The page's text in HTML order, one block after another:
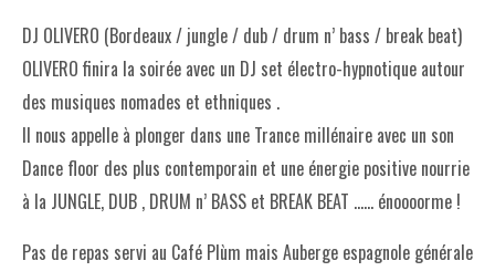
COMMANDER UN LIVRE
LES EXPOSITIONS
INFOS & ACCESSIBILITÉ
DJ OLIVERO (Bordeaux / jungle / dub / drum n’ bass / break beat)
OLIVERO finira la soirée avec un DJ set électro-hypnotique autour
des musiques nomades et ethniques .
Il nous appelle à plonger dans une Trance millénaire avec un son
Dance floor des plus contemporain et une énergie positive nourrie
à la JUNGLE, DUB , DRUM n’ BASS et BREAK BEAT …… énoooorme !
Pas de repas servi au Café Plùm mais Auberge espagnole générale